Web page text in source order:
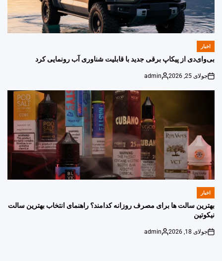
POSTED
اخبار
بی‌وای‌دی از پیکاپ برقی جدید با قابلیت شناوری آب رونمایی کرد
on
جولای 25, 2026
Posted
admin
POSTED
اخبار
بهترین سالت ها برای مصرف روزانه کدامند؟ راهنمای انتخاب بهترین سالت
نیکوتین
on
جولای 18, 2026
Posted
admin